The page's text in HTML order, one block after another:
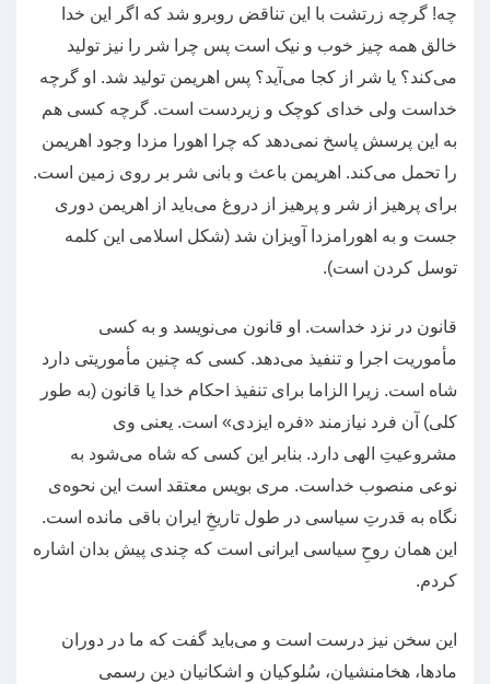
چه! گرچه زرتشت با این تناقض روبرو شد که اگر این خدا
خالق همه‌ چیز خوب و نیک است پس چرا شر را نیز تولید
می‌کند؟ یا شر از کجا می‌آید؟ پس اهریمن تولید شد. او گرچه
خداست ولی خدای کوچک و زیردست است. گرچه کسی هم
به این پرسش پاسخ نمی‌دهد که چرا اهورا مزدا وجود اهریمن
را تحمل می‌کند. اهریمن باعث و بانی شر بر روی زمین است.
برای پرهیز از شر و پرهیز از دروغ می‌باید از اهریمن دوری
جست و به اهورامزدا آویزان شد (شکل اسلامی این کلمه
توسل کردن است).
قانون در نزد خداست. او قانون می‌نویسد و به کسی
مأموریت اجرا و تنفیذ می‌دهد. کسی که چنین مأموریتی دارد
شاه است. زیرا الزاما برای تنفیذ احکام خدا یا قانون (به طور
کلی) آن فرد نیازمند «فره ‌ایزدی» است. یعنی وی
مشروعیتِ الهی دارد. بنابر این کسی که شاه می‌شود به
نوعی منصوب خداست. مری ‌بویس معتقد است این نحوه‌ی
نگاه به قدرتِ سیاسی در طول تاریخِ ایران باقی مانده است.
این همان روحِ سیاسی ایرانی ‌است که چندی پیش بدان اشاره
کردم.
این سخن نیز درست است و می‌باید گفت که ما در دوران
مادها، هخامنشیان، سُلوکیان و اشکانیان دین رسمی